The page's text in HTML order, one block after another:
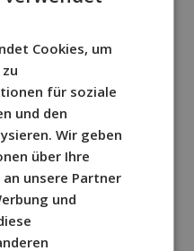
ENGLISH
GERMAN
Cookies, um
für soziale
und den
Wir geben
über Ihre
unsere Partner
und